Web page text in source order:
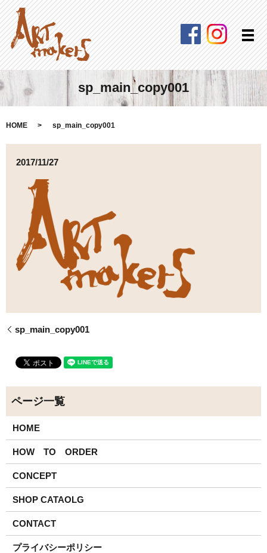
Facebook
メ
sp_main_copy001
HOME sp_main_copy001
2017/11/27
sp_main_copy001
HOME
HOW TO ORDER
CONCEPT
SHOP CATAOLG
CONTACT
プライバシーポリシー